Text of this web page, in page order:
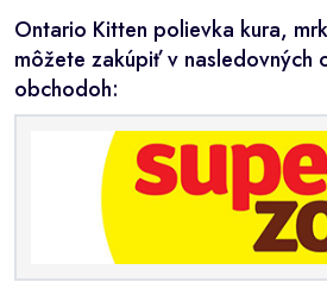
Ontario Kitten polievka kura,
môžete zakúpiť v nasledovných
obchodoh: